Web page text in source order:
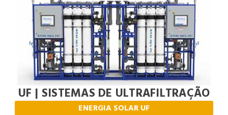
UF | SISTEMAS DE ULTRAFILTRAÇÃO
ENERGIA SOLAR UF